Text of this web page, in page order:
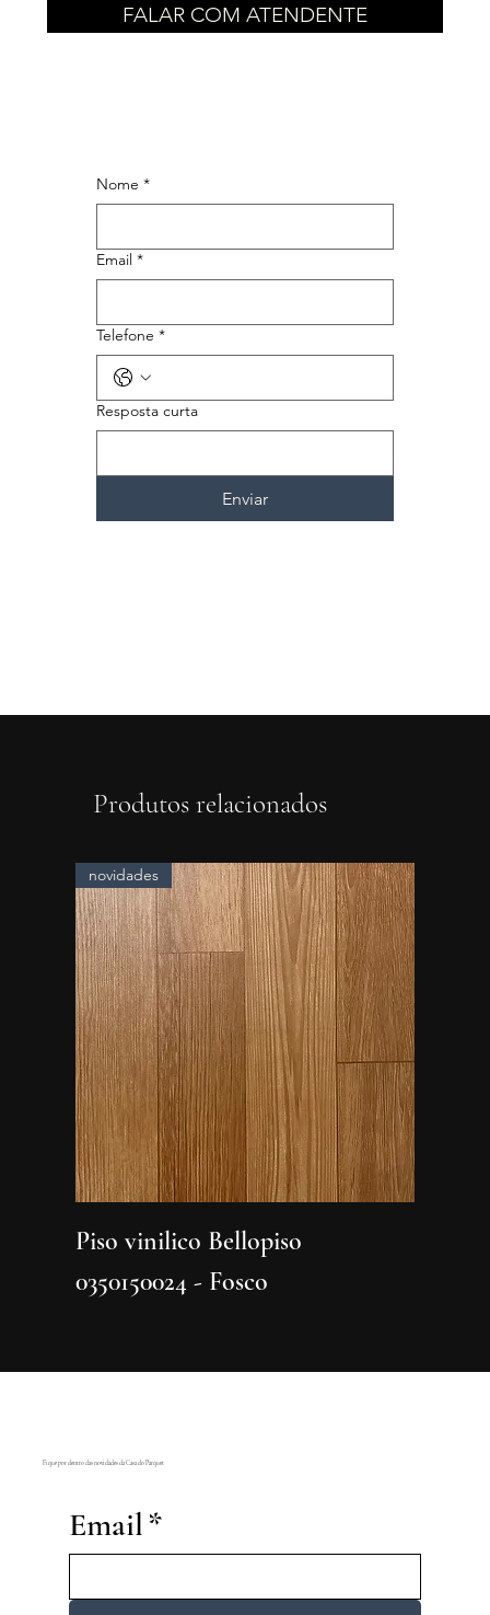
Nome *
Email *
Telefone *
Resposta curta
Enviar
FALAR COM ATENDENTE
Produtos relacionados
novidades
Piso vinilico Bellopiso
0350150024 - Fosco
Email*
Fique por dentro das novidades da Casa do Parquet